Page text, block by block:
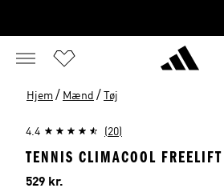
Hjem / Mænd / Tøj
4.4 (20)
TENNIS CLIMACOOL
Pris
529 kr.